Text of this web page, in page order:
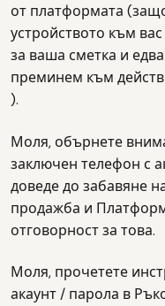
от платформата
устройството към
за ваша сметка и
преминем към
).
Моля, обърнете
заключен телефон с
доведе до забавяне
продажба и
отговорност за това.
Моля, прочетете
акаунт / парола в